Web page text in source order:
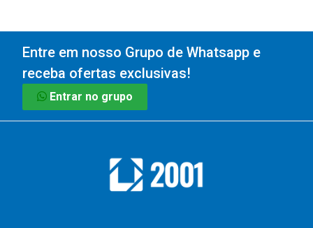
Entre em nosso Grupo de Whatsapp e
receba ofertas exclusivas!
Entrar no grupo